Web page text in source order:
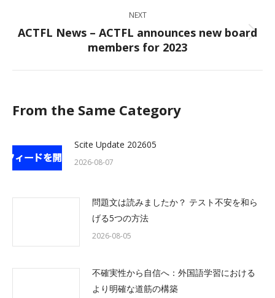
NEXT
Next
post:
ACTFL News – ACTFL announces new board
members for 2023
From the Same Category
Scite Update 202605
2026-08-07
問題文は読みましたか？ テスト不安を和ら
げる5つの方法
2026-08-05
不確実性から自信へ：外国語学習における
より明確な道筋の構築